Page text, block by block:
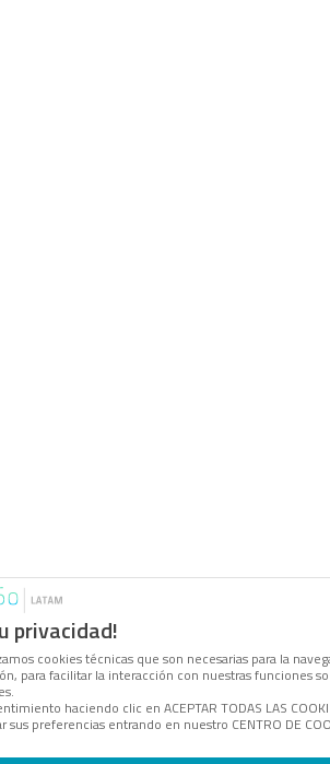
privacidad!
cookies técnicas que son necesarias para la
para facilitar la interacción con nuestras funciones
haciendo clic en ACEPTAR TODAS LAS
sus preferencias entrando en nuestro CENTRO DE